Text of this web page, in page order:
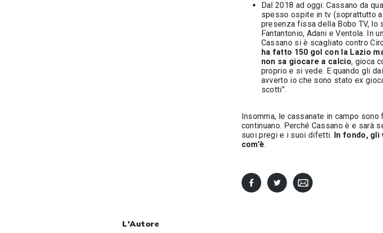
Dal 2018 ad oggi: Cassano da
spesso ospite in tv (soprattutto a
presenza fissa della Bobo TV, lo
Fantantonio, Adani e Ventola. In
Cassano si è scagliato contro
ha fatto 150 gol con la Lazio
non sa giocare a calcio, gioca
proprio e si vede. E quando gli
avverto io che sono stato ex
scotti".
Insomma, le cassanate in campo sono
continuano. Perché Cassano è e sarà
suoi pregi e i suoi difetti. In fondo, gli
com’è.
L'Autore